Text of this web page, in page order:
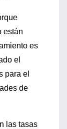
están
es
el
para el
de
las tasas